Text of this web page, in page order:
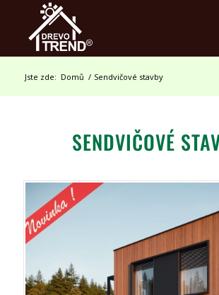
Jste zde: Domů / Sendvičové stavby
SENDVIČOVÉ